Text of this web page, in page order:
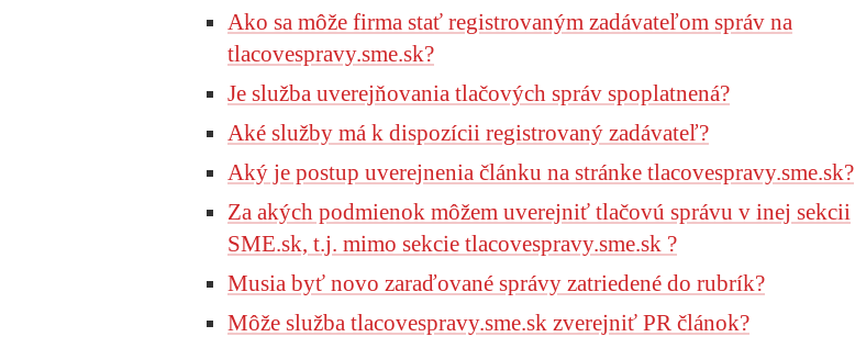
Ako sa môže firma stať registrovaným zadávateľom správ na
tlacovespravy.sme.sk?
Je služba uverejňovania tlačových správ spoplatnená?
Aké služby má k dispozícii registrovaný zadávateľ?
Aký je postup uverejnenia článku na stránke tlacovespravy.sme.sk?
Za akých podmienok môžem uverejniť tlačovú správu v inej sekcii
SME.sk, t.j. mimo sekcie tlacovespravy.sme.sk ?
Musia byť novo zaraďované správy zatriedené do rubrík?
Môže služba tlacovespravy.sme.sk zverejniť PR článok?